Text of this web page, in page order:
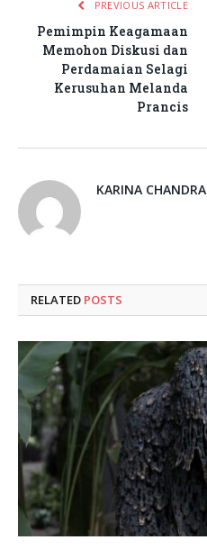
PREVIOUS ARTICLE
Pemimpin Keagamaan
Memohon Diskusi dan
Perdamaian Selagi
Kerusuhan Melanda
Prancis
KARINA CHANDRA
RELATED POSTS